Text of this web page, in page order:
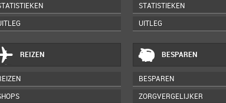
STATISTIEKEN
UITLEG
REIZEN BESPAREN
BESPAREN
ZORGVERGELIJKER